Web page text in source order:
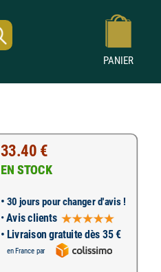
PANIER
33.40 €
EN STOCK
• 30 jours pour changer d'avis !
•Avis clients
• Livraison gratuite dès 35 €
en France par